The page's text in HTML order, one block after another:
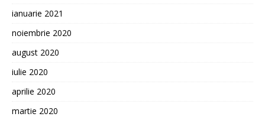
ianuarie 2021
noiembrie 2020
august 2020
iulie 2020
aprilie 2020
martie 2020